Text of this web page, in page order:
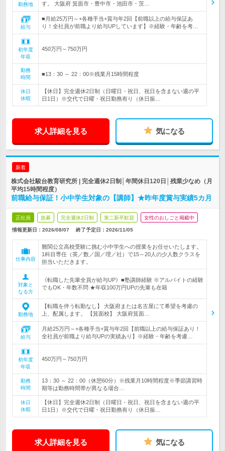
勤務地 す。 大阪府 箕面市・豊中市・池田市・茨…
給与
■月給25万円～+各種手当+賞与年2回【前職以上の給与保証あ
り！全社員が前職より給与UPしています】※経験・年齢を考…
初年度
年収
450万円～750万円
勤務
時間
■13：30 ～ 22：00※残業月15時間程度
休日
休暇
【休日】完全週休2日制（日曜日・祝日、祝日を含まない週の平
日1日）※交代で日曜・祝日勤務有り（休日振…
求人詳細を見る 気になる
新着
株式会社駿台教育研究所 | 完全週休2日制│年間休日120日│残業少なめ（月
平均15時間程度）
前職給与保証！小中学生対象の【講師】★昨年度賞与実績5カ月
正社員 急募 完全週休2日制 第二新卒歓迎 女性のおしごと掲載中
情報更新日：2026/08/07 終了予定日： 2026/11/05
仕事内容
難関公立高校受験に挑む小中学生への授業をお任せいたします。
1科目専任（英／数／国／理／社）で15～20人の少人数クラスを
担当いただきます。
対象と
なる方
《転職した先輩全員が給与UP》■塾講師経験 ※アルバイトの経験
でもOK・年数不問 ★年収100万円UPの先輩も在籍
勤務地
【転職を伴う転勤なし】 大阪府または名古屋にて希望を考慮の
上、配属します。 【箕面校】 大阪府箕面…
給与
月給25万円～+各種手当+賞与年2回【前職以上の給与保証あり！
全社員が前職より給与UPの実績あり】※経験・年齢を考慮…
初年度
年収
450万円～750万円
勤務
時間
13：30 ～ 22：00（休憩60分）※残業月10時間程度※季節講習時
期等は勤務時間帯が異なる場合…
休日
休暇
【休日】完全週休2日制（日曜日・祝日、祝日を含まない週の平
日1日）※交代で日曜・祝日勤務有り（休日振…
求人詳細を見る 気になる